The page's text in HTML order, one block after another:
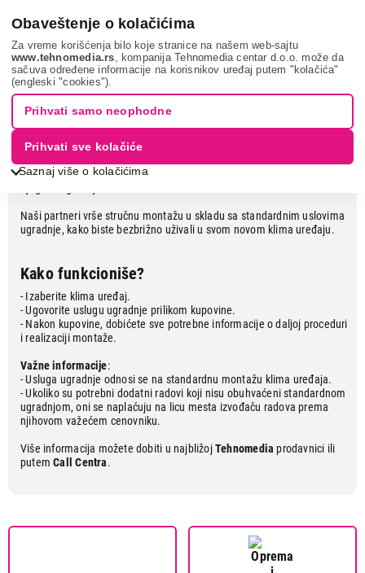
Obaveštenje o kolačićima
Za vreme korišćenja bilo koje stranice na našem web-sajtu
www.tehnomedia.rs , kompanija Tehnomedia centar d.o.o. može da
sačuva određene informacije na korisnikov uređaj putem "kolačića"
(engleski "cookies").
Saznaj više o kolačićima
Prihvati samo neophodne
Prihvati sve kolačiće
Kupovina i ugradnja klima uređaja
na jednom mestu
Kupovinom klima uređaja u
Naši partneri vrše stručnu montažu u skladu sa standardnim uslovima
ugradnje, kako biste bezbrižno uživali u svom novom klima uređaju.
Kako funkcioniše?
- Izaberite klima uređaj.
- Ugovorite uslugu ugradnje prilikom kupovine.
- Nakon kupovine, dobićete sve potrebne informacije o daljoj proceduri
i realizaciji montaže.
Važne informacije:
- Usluga ugradnje odnosi se na standardnu montažu klima uređaja.
- Ukoliko su potrebni dodatni radovi koji nisu obuhvaćeni standardnom
ugradnjom, oni se naplaćuju na licu mesta izvođaču radova prema
njihovom važećem cenovniku.
Više informacija možete dobiti u najbližojTehnomedia prodavnici ili
putemCall Centra.